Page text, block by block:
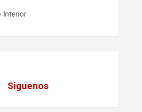
Interior
Siguenos